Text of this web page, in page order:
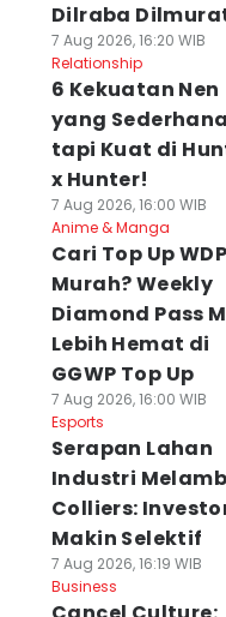
Dilraba
7 Aug 2026, 16:20 WIB
Relationship
6 Kekuatan Nen
yang Sederhana
tapi Kuat di
x Hunter!
7 Aug 2026, 16:00 WIB
Anime & Manga
Cari Top Up WDP
Murah? Weekly
Diamond Pass
Lebih Hemat di
GGWP Top Up
7 Aug 2026, 16:00 WIB
Esports
Serapan Lahan
Industri
Colliers:
Makin Selektif
7 Aug 2026, 16:19 WIB
Business